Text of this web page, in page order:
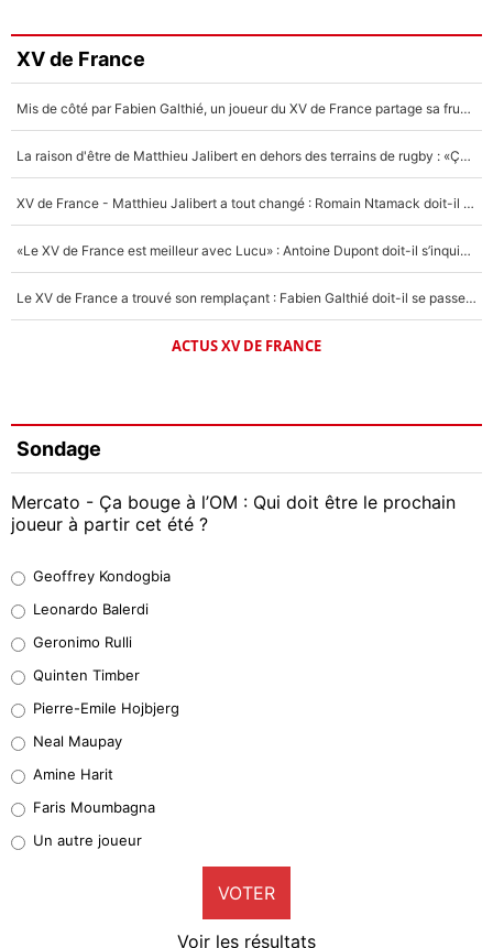
XV de France
Mis de côté par Fabien Galthié, un joueur du XV de France partage sa frustration : «ils ne me l’ont pas dit tout de suite»
La raison d'être de Matthieu Jalibert en dehors des terrains de rugby : «Ça m'atteint autant que si tu touches à un membre de ma famille»
XV de France - Matthieu Jalibert a tout changé : Romain Ntamack doit-il s’inquiéter pour sa place à un an de la Coupe du monde ?
«Le XV de France est meilleur avec Lucu» : Antoine Dupont doit-il s’inquiéter pour sa place ?
Le XV de France a trouvé son remplaçant : Fabien Galthié doit-il se passer d'Antoine Dupont ?
ACTUS XV DE FRANCE
Sondage
Mercato - Ça bouge à l’OM : Qui doit être le prochain
joueur à partir cet été ?
38%
32%
5%
1%
9%
Geoffrey Kondogbia
Leonardo Balerdi
Geronimo Rulli
Quinten Timber
Pierre-Emile Hojbjerg
Neal Maupay
Amine Harit
Faris Moumbagna
Un autre joueur
VOTER
Voir les résultats